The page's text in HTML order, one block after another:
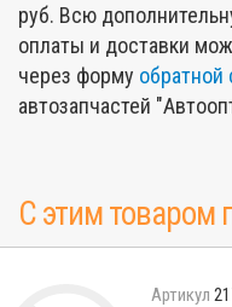
руб. Всю
оплаты и доставки
через форму обратной
автозапчастей
С этим товаром